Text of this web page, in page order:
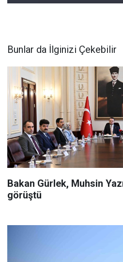
Bunlar da İlginizi Çekebilir
Bakan Gürlek, Muhsin
görüştü